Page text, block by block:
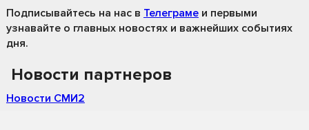
Подписывайтесь на нас в Телеграме и первыми
узнавайте о главных новостях и важнейших событиях
дня.
Новости партнеров
Новости СМИ2